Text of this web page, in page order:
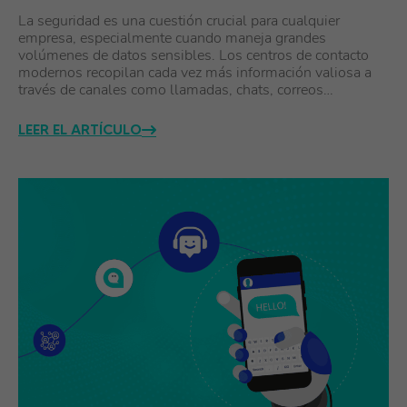
La seguridad es una cuestión crucial para cualquier
empresa, especialmente cuando maneja grandes
volúmenes de datos sensibles. Los centros de contacto
modernos recopilan cada vez más información valiosa a
través de canales como llamadas, chats, correos…
LEER EL ARTÍCULO